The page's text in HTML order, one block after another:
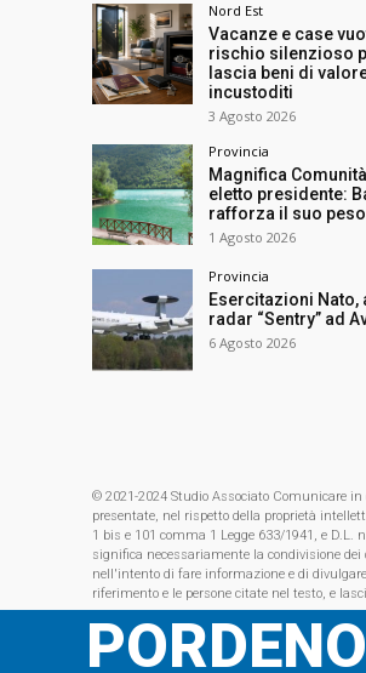
Nord Est
Vacanze e case
rischio silenzioso
lascia beni di
incustoditi
3 Agosto 2026
Provincia
Magnifica
eletto presidente:
rafforza il suo peso
1 Agosto 2026
Provincia
Esercitazioni Nato,
radar “Sentry” ad
6 Agosto 2026
© 2021-2024 Studio Associato Comunicare
presentate, nel rispetto della proprietà
1 bis e 101 comma 1 Legge 633/1941, e
significa necessariamente la condivisione
nell'intento di fare informazione e di
riferimento e le persone citate nel testo, e